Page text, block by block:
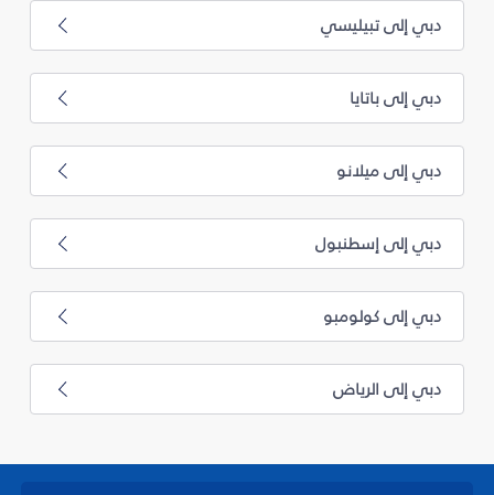
دبي إلى تبيليسي
دبي إلى باتايا
دبي إلى ميلانو
دبي إلى إسطنبول
دبي إلى كولومبو
دبي إلى الرياض